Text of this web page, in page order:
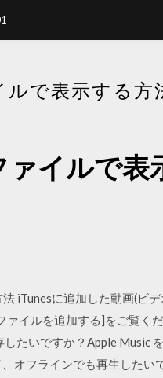
で表示する方
イルで表
iTunesに追加した動画(ビ
イルを追加する]をご覧くだ
いですか？Apple Music
オフラインでも再生したい